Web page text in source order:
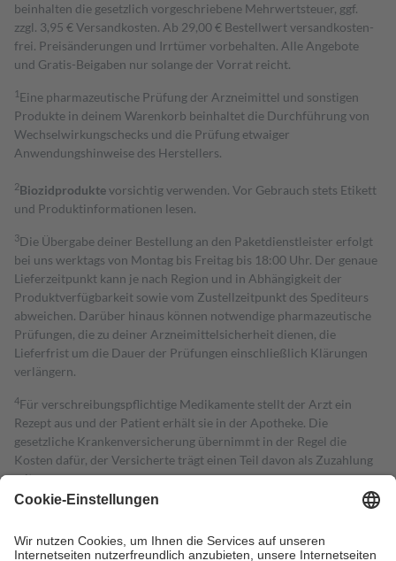
beinhalten die gesetzlich vorgeschriebene Mehrwertsteuer, ggf.
zzgl. 3,95 € Versandkosten. Ab 29,00 € Bestell­wert versand­kosten­
frei. Preisänderungen und Irrtümer vorbehalten. Alle Angebote
und Gratis-Beigaben nur solange der Vorrat reicht.
1 Eine pharmazeutische Prüfung der Arzneimittel und sonstigen
Produkte in deinem Warenkorb beinhaltet die Durchführung von
Wechselwirkungschecks und die Prüfung etwaiger
Anwendungshinweise des Herstellers.
2Biozidproduktevorsichtig verwenden. Vor Gebrauch stets Etikett
und Produktinformationen lesen.
3Die Übergabe deiner Bestellung an den Paketdienstleister erfolgt
bei uns werktags von Montag bis Freitag bis 18:00 Uhr. Der genaue
Lieferzeitpunkt kann je nach Region und in Abhängigkeit der
Produktverfügbarkeit sowie vom Zustellzeitpunkt des Spediteurs
abweichen. Darüber hinaus können notwendige pharmazeutische
Prüfungen, die zu deiner Arzneimittelsicherheit dienen, die
Lieferfrist um die Dauer der Prüfungen einschließlich Klärungen
verlängern.
4Für verschreibungspflichtige Medikamente stellt der Arzt ein
Rezept aus und der Patient erhält sie in der Apotheke. Die
gesetzliche Krankenversicherung übernimmt in der Regel die
Kosten dafür, der Versicherte trägt einen Teil davon als Zuzahlung
mit.
Grundsätzlich leisten Mitglieder Zuzahlungen in Höhe von zehn
höchstens zehn Euro.
Es sind jedoch nie mehr als die tatsächlichen
Kosten der Leistung zu entrichten.